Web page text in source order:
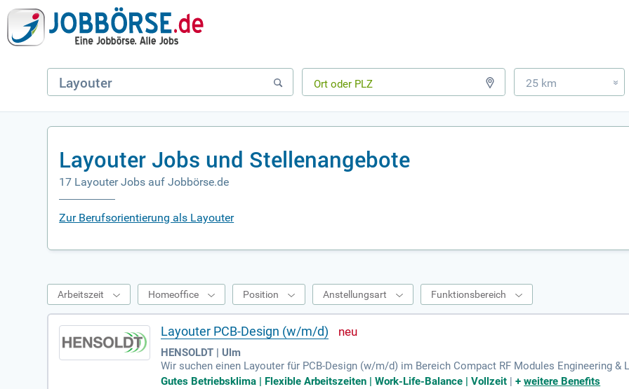
25 km »
Layouter Jobs und Stellenangebote
17 Layouter Jobs auf Jobbörse.de
Zur Berufsorientierung als Layouter
Arbeitszeit Homeoffice Position Anstellungsart Funktionsbereich
Layouter PCB-Design (w/m/d)
HENSOLDT | Ulm
Wir suchen einen Layouter für PCB-Design (w/m/d) im Bereich Compact RF Modules Engineering &
nverantwortlich Layouts für High-Speed digitale und analoge Hochfrequenz-Schaltungen. Zu Ihren
Gutes Betriebsklima | Flexible Arbeitszeiten | Work-Life-Balance | Vollzeit |+weitere Benefits